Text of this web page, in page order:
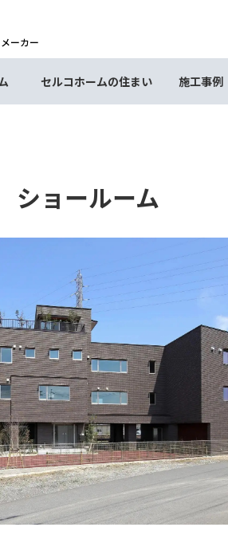
ーカー
セルコホームの住まい 施工事例
ョールーム